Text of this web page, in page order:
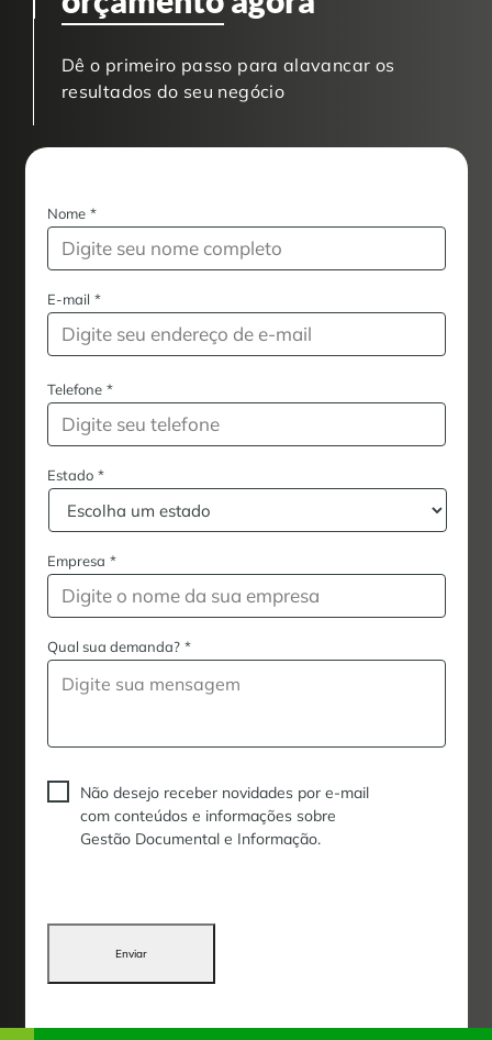
Dê o primeiro passo para alavancar os
resultados do seu negócio
Nome *
E-mail *
Telefone *
Estado *
Empresa *
Qual sua demanda? *
Não desejo receber novidades por e-mail
com conteúdos e informações sobre
Gestão Documental e Informação.
Enviar